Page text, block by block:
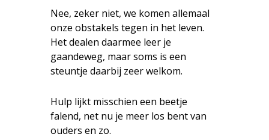
Nee, zeker niet, we komen allemaal
onze obstakels tegen in het leven.
Het dealen daarmee leer je
gaandeweg, maar soms is een
steuntje daarbij zeer welkom.
Hulp lijkt misschien een beetje
falend, net nu je meer los bent van
ouders en zo.